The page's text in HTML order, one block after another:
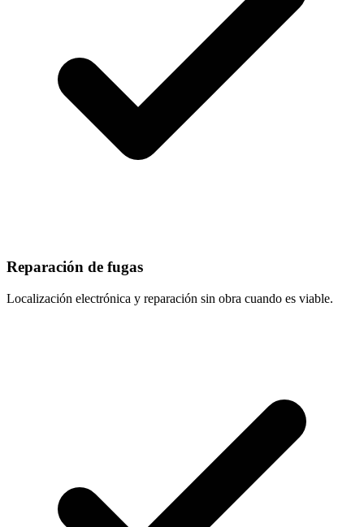
Reparación de fugas
Localización electrónica y reparación sin obra cuando es viable.